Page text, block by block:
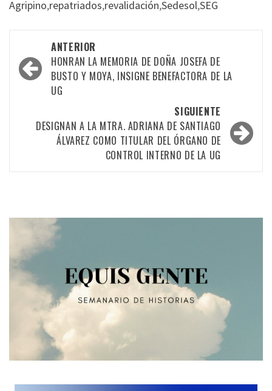
Agripino,repatriados,revalidación,Sedesol,SEG
Navegación
por
las
ANTERIOR
HONRAN LA MEMORIA DE DOÑA JOSEFA DE
BUSTO Y MOYA, INSIGNE BENEFACTORA DE LA
UG
SIGUIENTE
DESIGNAN A LA MTRA. ADRIANA DE SANTIAGO
ÁLVAREZ COMO TITULAR DEL ÓRGANO DE
CONTROL INTERNO DE LA UG